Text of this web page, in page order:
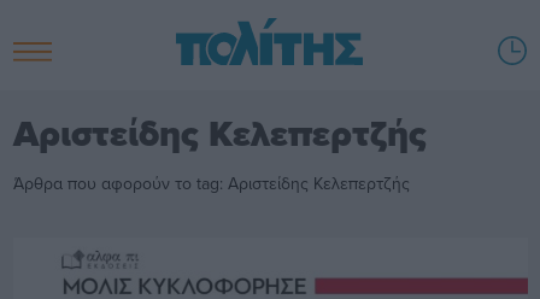
Αριστείδης Κελεπερτζής
Άρθρα που αφορούν το tag: Αριστείδης Κελεπερτζής